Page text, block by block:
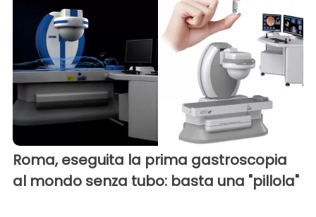
Roma, eseguita la prima gastroscopia
al mondo senza tubo: basta una "pillola"